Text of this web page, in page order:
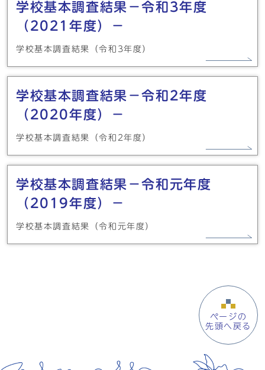
学校基本調査結果－令和3年度
（2021年度）－
学校基本調査結果（令和3年度）
学校基本調査結果－令和2年度
（2020年度）－
学校基本調査結果（令和2年度）
学校基本調査結果－令和元年度
（2019年度）－
学校基本調査結果（令和元年度）
ページの
先頭へ戻る